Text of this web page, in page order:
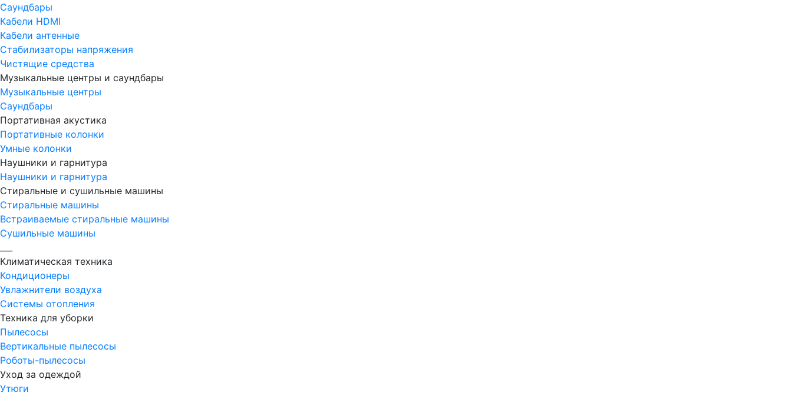
Саундбары
Кабели HDMI
Кабели антенные
Стабилизаторы напряжения
Чистящие средства
Музыкальные центры и саундбары
Музыкальные центры
Саундбары
Портативная акустика
Портативные колонки
Умные колонки
Наушники и гарнитура
Наушники и гарнитура
Стиральные и сушильные машины
Стиральные машины
Встраиваемые стиральные машины
Сушильные машины
Климатическая техника
Кондиционеры
Увлажнители воздуха
Системы отопления
Техника для уборки
Пылесосы
Вертикальные пылесосы
Роботы-пылесосы
Уход за одеждой
Утюги